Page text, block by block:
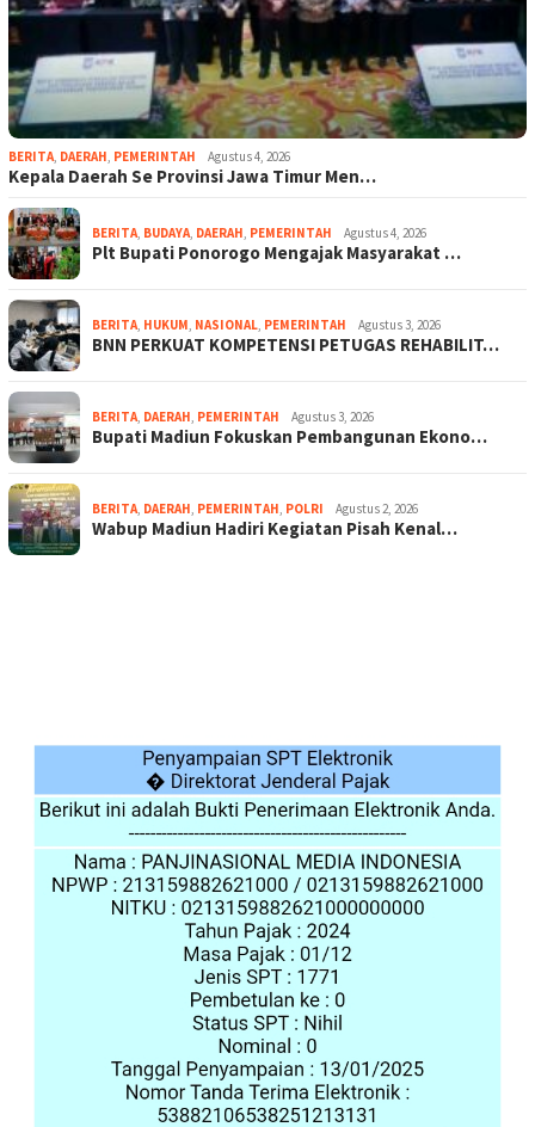
BERITA, DAERAH, PEMERINTAH Agustus 4, 2026
Kepala Daerah Se Provinsi Jawa Timur Men…
BERITA, BUDAYA, DAERAH, PEMERINTAH Agustus 4, 2026
Plt Bupati Ponorogo Mengajak Masyarakat …
BERITA, HUKUM, NASIONAL, PEMERINTAH Agustus 3, 2026
BNN PERKUAT KOMPETENSI PETUGAS REHABILIT…
BERITA, DAERAH, PEMERINTAH Agustus 3, 2026
Bupati Madiun Fokuskan Pembangunan Ekono…
BERITA, DAERAH, PEMERINTAH, POLRI Agustus 2, 2026
Wabup Madiun Hadiri Kegiatan Pisah Kenal…